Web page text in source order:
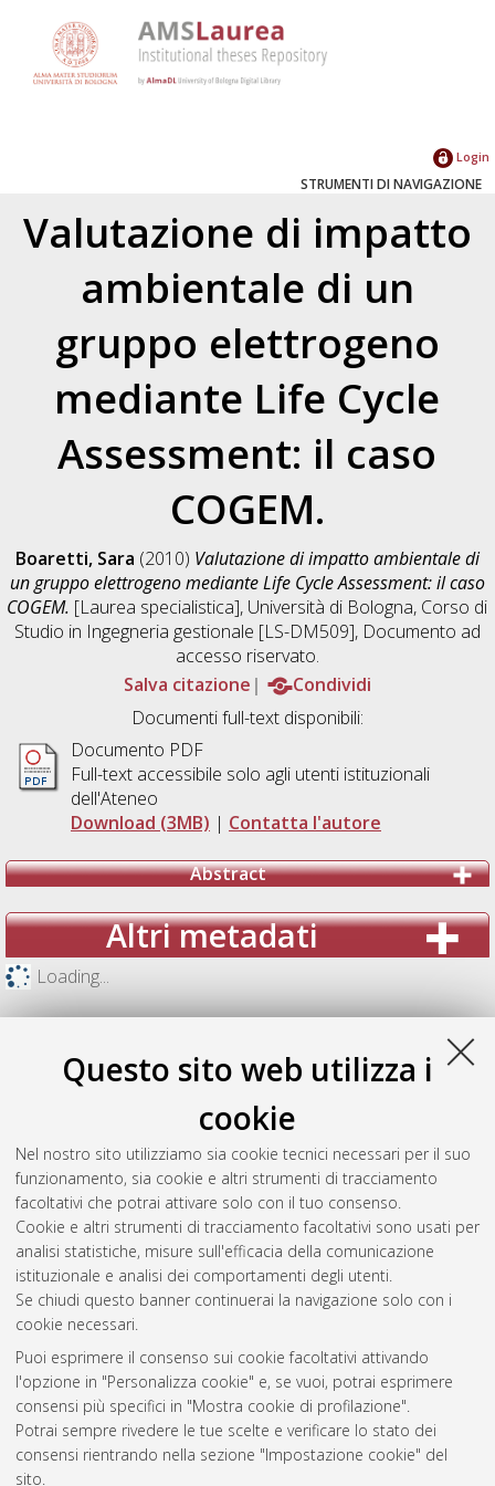
Questo sito web utilizza i
cookie
Nel nostro sito utilizziamo sia cookie tecnici necessari per il suo
funzionamento, sia cookie e altri strumenti di tracciamento
facoltativi che potrai attivare solo con il tuo consenso.
Cookie e altri strumenti di tracciamento facoltativi sono usati per
analisi statistiche, misure sull'efficacia della comunicazione
istituzionale e analisi dei comportamenti degli utenti.
Se chiudi questo banner continuerai la navigazione solo con i
cookie necessari.
Puoi esprimere il consenso sui cookie facoltativi attivando
l'opzione in "Personalizza cookie" e, se vuoi, potrai esprimere
consensi più specifici in "Mostra cookie di profilazione".
Potrai sempre rivedere le tue scelte e verificare lo stato dei
consensi rientrando nella sezione "Impostazione cookie" del
sito.
Login
STRUMENTI DI NAVIGAZIONE
Valutazione di impatto
ambientale di un
gruppo elettrogeno
mediante Life Cycle
Assessment: il caso
COGEM.
Boaretti, Sara (2010) Valutazione di impatto ambientale di
un gruppo elettrogeno mediante Life Cycle Assessment: il caso
COGEM. [Laurea specialistica], Università di Bologna, Corso di
Studio in Ingegneria gestionale [LS-DM509], Documento ad
accesso riservato.
Salva citazione
Condividi
Documenti full-text disponibili:
Documento PDF
Full-text accessibile solo agli utenti istituzionali
dell'Ateneo
Download (3MB) | Contatta l'autore
Abstract
Altri metadati
Loading...
Gestione del documento:
Atom
Rss 1.0
Rss 2.0